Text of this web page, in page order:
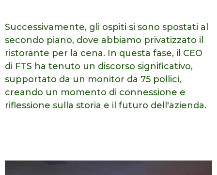
Successivamente, gli ospiti si sono spostati al
secondo piano, dove abbiamo privatizzato il
ristorante per la cena. In questa fase, il CEO
di FTS ha tenuto un discorso significativo,
supportato da un monitor da 75 pollici,
creando un momento di connessione e
riflessione sulla storia e il futuro dell'azienda.